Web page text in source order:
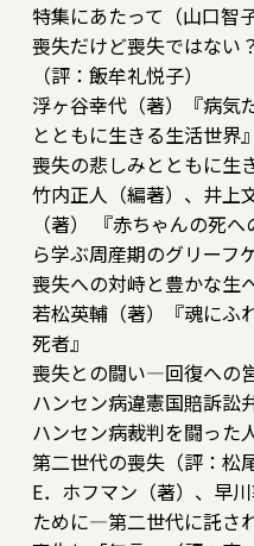
特集にあたって（山口智子
喪失だけど喪失ではな
（評：飯牟礼悦子）
浮ヶ谷幸代（著）『病
とともに生きる生活世界』
喪失の悲しみとともに生
竹内正人（編著）、井上
（著） 『赤ちゃんの死
ら学ぶ周産期のグリーフ
喪失への対峙と豊かな生
若松英輔（著）『魂にふ
死者』
喪失との闘い―回復への
ハンセン病違憲国賠訴
ハンセン病裁判を闘った
第二世代の喪失（評：松
E．ホフマン（著）、早
ために―第二世代に託さ